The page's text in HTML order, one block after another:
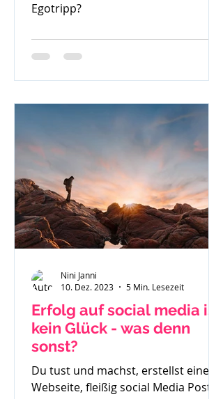
Egotripp?
Erfolg auf social media ist
kein Glück - was denn
sonst?
Du tust und machst, erstellst eine
Webseite, fleißig social Media Posts
Nini Janni
10. Dez. 2023
5 Min. Lesezeit